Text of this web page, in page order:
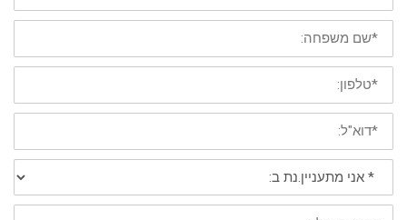
פרטי
*
שם
משפחה
*
טלפון
נייד
*
דוא"ל:
*
מתעניין/נת
ב:
פירוט: